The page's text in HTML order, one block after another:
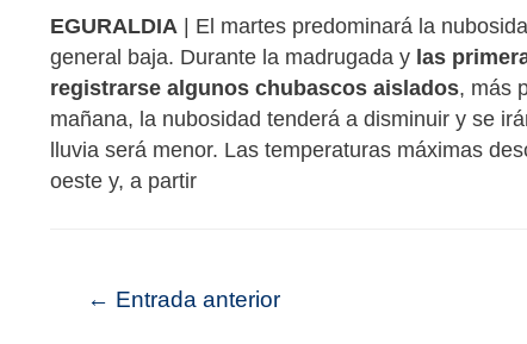
EGURALDIA | El martes predominará la
general baja. Durante la madrugada y las
registrarse algunos chubascos aislados, más
mañana, la nubosidad tenderá a disminuir y se
lluvia será menor. Las temperaturas máximas
oeste y, a partir
← Entrada anterior